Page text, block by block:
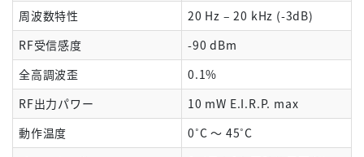
周波数特性
20 Hz – 20 kHz (-3dB)
RF受信感度
-90 dBm
全高調波歪
0.1%
RF出力パワー
10 mW E.I.R.P. max
動作温度
0˚C ～ 45˚C